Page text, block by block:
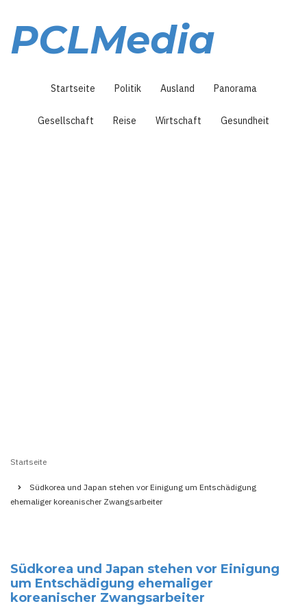
Inhalt
PCLMedia
Startseite Politik Ausland Panorama
Gesellschaft Reise Wirtschaft Gesundheit
Startseite
Südkorea und Japan stehen vor Einigung um Entschädigung
ehemaliger koreanischer Zwangsarbeiter
Südkorea und Japan stehen vor Einigung
um Entschädigung ehemaliger
koreanischer Zwangsarbeiter